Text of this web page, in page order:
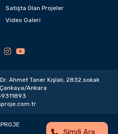
Satışta Olan Projeler
Video Galeri
Ahmet Taner Kışlalı, 2832.sokak
Ankara
Şimdi Ara